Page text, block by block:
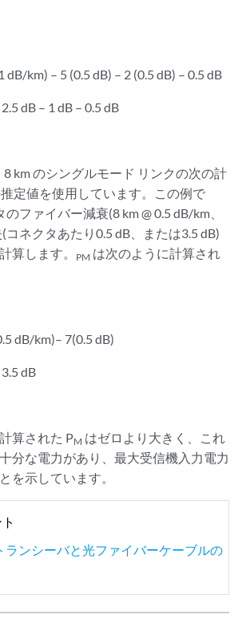
dB/km) – 5 (0.5 dB) – 2 (0.5 dB) – 0.5 dB
dB – 1 dB – 0.5 dB
8 km のシングルモード リンクの次の計
定値を使用しています。この例で
ファイバー減衰(8 km @ 0.5 dB/km、
コネクタあたり0.5 dB、または3.5 dB)
算します。
PM は次のように計算され
dB/km)– 7(0.5 dB)
dB
算された PM はゼロより大きく、これ
分な電力があり、最大受信機入力電力
を示しています。
ランシーバと光ファイバーケーブルの